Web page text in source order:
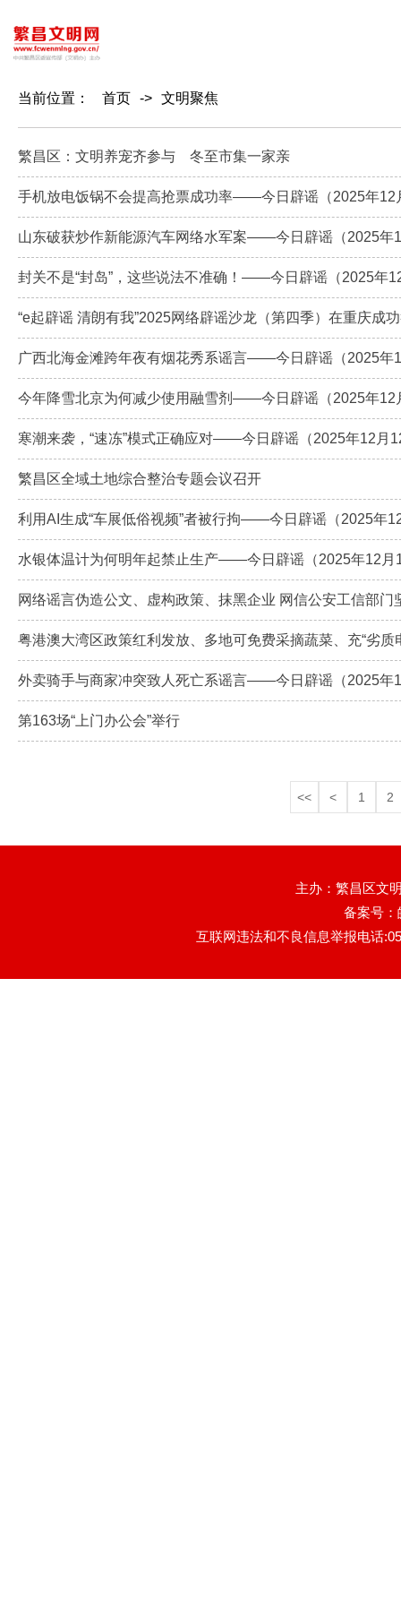
当前位置： 首页 -> 文明聚焦
繁昌区：文明养宠齐参与 冬至市集一家亲
手机放电饭锅不会提高抢票成功率——今日辟谣（2025年12
山东破获炒作新能源汽车网络水军案——今日辟谣（2025年
封关不是“封岛”，这些说法不准确！——今日辟谣（2025年
“e起辟谣 清朗有我”2025网络辟谣沙龙（第四季）在重庆成
广西北海金滩跨年夜有烟花秀系谣言——今日辟谣（2025年
今年降雪北京为何减少使用融雪剂——今日辟谣（2025年12
寒潮来袭，“速冻”模式正确应对——今日辟谣（2025年12月
繁昌区全域土地综合整治专题会议召开
利用AI生成“车展低俗视频”者被行拘——今日辟谣（2025年
水银体温计为何明年起禁止生产——今日辟谣（2025年12月
网络谣言伪造公文、虚构政策、抹黑企业 网信公安工信部门
粤港澳大湾区政策红利发放、多地可免费采摘蔬菜、充“劣
外卖骑手与商家冲突致人死亡系谣言——今日辟谣（2025年
第163场“上门办公会”举行
<< < 1 2
主办：繁昌区文
备案号：
互联网违法和不良信息举报电话